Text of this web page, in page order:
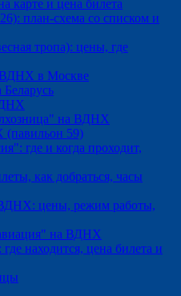
карте и цена билета
план-схема со списком и
тропа): цены, где
в Москве
на ВДНХ
(павильон 59)
где и когда проходит,
как добраться, часы
цены, режим работы,
на ВДНХ
находится, цена билета и